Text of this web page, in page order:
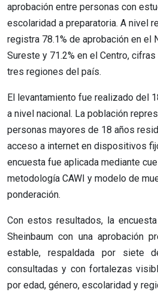
aprobación entre personas con
escolaridad a preparatoria. A nivel
registra 78.1% de aprobación en el
Sureste y 71.2% en el Centro,
tres regiones del país.
El levantamiento fue realizado del
a nivel nacional. La población
personas mayores de 18 años
acceso a internet en dispositivos
encuesta fue aplicada mediante
metodología CAWI y modelo de
ponderación.
Con estos resultados, la
Sheinbaum con una aprobación
estable, respaldada por siete
consultadas y con fortalezas
por edad, género, escolaridad y